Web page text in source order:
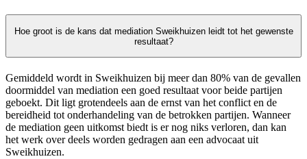
Hoe groot is de kans dat mediation Sweikhuizen leidt tot het gewenste
resultaat?
Gemiddeld wordt in Sweikhuizen bij meer dan 80% van de gevallen
doormiddel van mediation een goed resultaat voor beide partijen
geboekt. Dit ligt grotendeels aan de ernst van het conflict en de
bereidheid tot onderhandeling van de betrokken partijen. Wanneer
de mediation geen uitkomst biedt is er nog niks verloren, dan kan
het werk over deels worden gedragen aan een advocaat uit
Sweikhuizen.